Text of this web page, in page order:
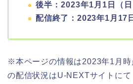
後半：2023年1月1日（
配信終了：2023年1月17
※本ページの情報は2023年1月時
の配信状況はU-NEXTサイトにて